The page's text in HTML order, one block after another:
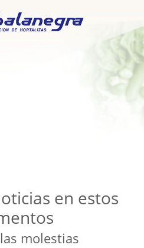
en estos
molestias